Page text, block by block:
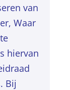
van
Waar
hiervan
Bij